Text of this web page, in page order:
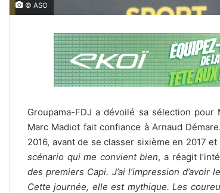
© ASO
Groupama-FDJ a dévoilé sa sélection
Marc Madiot fait confiance à Arnaud
2016, avant de se classer sixième en 2017
scénario qui me convient bien, a réagit
des premiers Capi. J’ai l’impression
Cette journée, elle est mythique. Les